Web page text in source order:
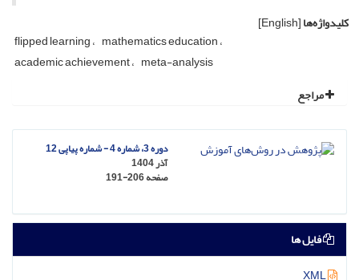
کلیدواژه‌ها[English]
flipped learning mathematics education
academic achievement meta-analysis
مراجع
دوره 3، شماره 4 - شماره پیاپی 12
آذر 1404
صفحه191-206
فایل ها